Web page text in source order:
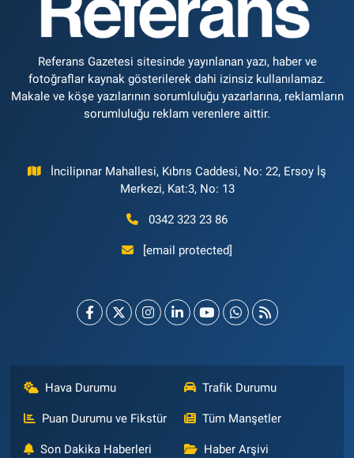
Referans Gazetesi sitesinde yayınlanan yazı, haber ve
fotoğraflar kaynak gösterilerek dahi izinsiz kullanılamaz.
Makale ve köşe yazılarının sorumluluğu yazarlarına, reklamların
sorumluluğu reklam verenlere aittir.
İncilipınar Mahallesi, Kıbrıs Caddesi, No: 22, Ersoy İş
Merkezi, Kat:3, No: 13
0342 323 23 86
[email protected]
Hava Durumu Trafik Durumu
Puan Durumu ve Fikstür Tüm Manşetler
Son Dakika Haberleri Haber Arşivi